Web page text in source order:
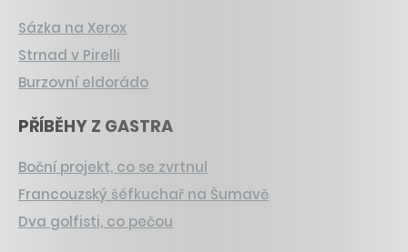
Sázka na Xerox
Strnad v Pirelli
Burzovní eldorádo
PŘÍBĚHY Z GASTRA
Boční projekt, co se zvrtnul
Francouzský šéfkuchař na Šumavě
Dva golfisti, co pečou